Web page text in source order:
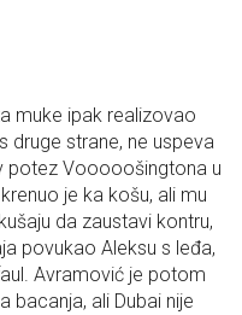
muke ipak realizovao
druge strane, ne uspeva
potez Vooooošingtona u
je ka košu, ali mu
da zaustavi kontru,
povukao Aleksu s leđa,
Avramović je potom
bacanja, ali Dubai nije